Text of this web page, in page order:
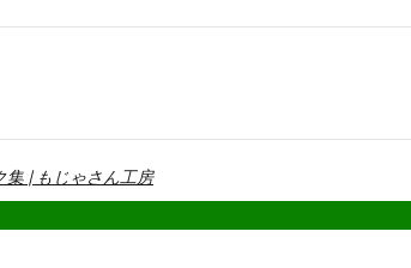
集 | もじゃさん工房